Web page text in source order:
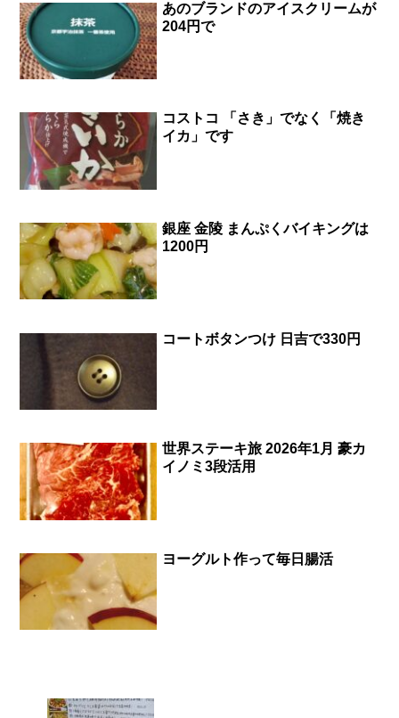
あのブランドのアイスクリームが
204円で
コストコ 「さき」でなく「焼き
イカ」です
銀座 金陵 まんぷくバイキングは
1200円
コートボタンつけ 日吉で330円
世界ステーキ旅 2026年1月 豪カ
イノミ3段活用
ヨーグルト作って毎日腸活